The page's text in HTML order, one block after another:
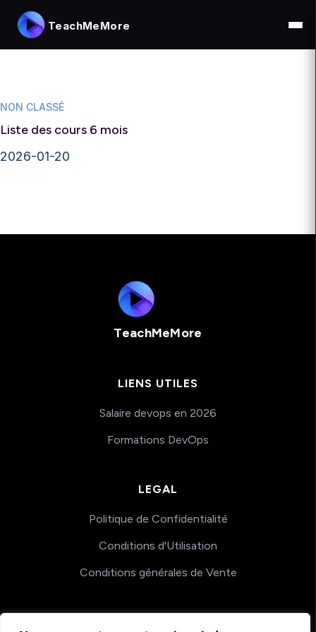
TeachMeMore
NON CLASSÉ
Liste des cours 6 mois
2026-01-20
TeachMeMore
LIENS UTILES
Salaire devops en 2026
Formations DevOps
LEGAL
Politique de Confidentialité
Conditions d'Utilisation
Conditions générales de Vente